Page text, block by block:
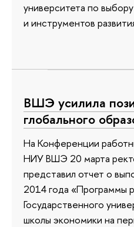
университета по
и инструментов
ВШЭ усилила
глобального
На Конференции
НИУ ВШЭ 20 марта
представил отчет о
2014 года «Программы
Государственного
школы экономики на